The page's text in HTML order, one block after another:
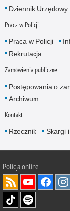
Dziennik Urzędowy
Praca w Policji
Praca w Policji
Rekrutacja
Zamówienia publiczne
Postępowania o
Archiwum
Kontakt
Rzecznik Skargi
Policjaonline